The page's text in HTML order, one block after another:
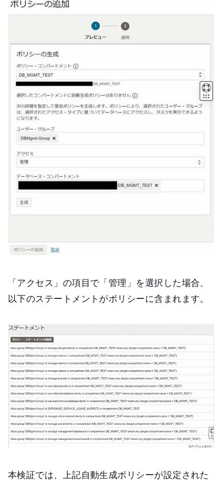
「アクセス」の項目で「管理」を選択した場合、
以下のステートメントがポリシーに含まれます。
本検証では、上記自動生成ポリシーが設定された